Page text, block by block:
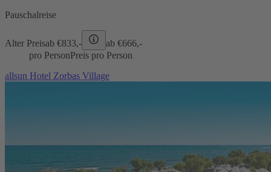
Pauschalreise
Alter Preisab €833,- ab €666,-
pro PersonPreis pro Person
allsun Hotel Zorbas Village